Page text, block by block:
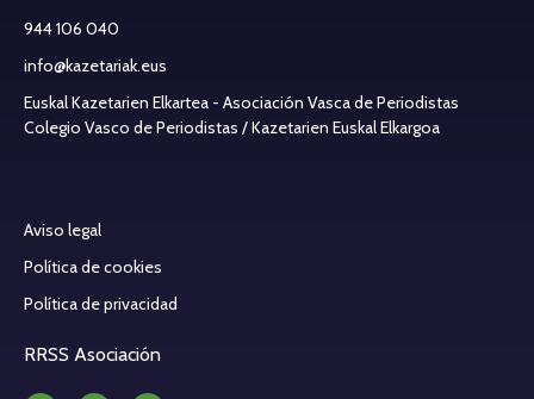
944 106 040
info@kazetariak.eus
Euskal Kazetarien Elkartea - Asociación Vasca de Periodistas
Colegio Vasco de Periodistas / Kazetarien Euskal Elkargoa
Aviso legal
Política de cookies
Política de privacidad
RRSS Asociación